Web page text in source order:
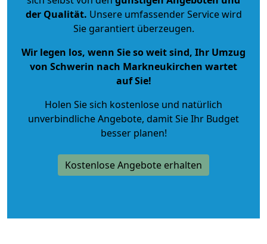
der Qualität. Unsere umfassender Service wird
Sie garantiert überzeugen.
Wir legen los, wenn Sie so weit sind, Ihr Umzug
von Schwerin nach Markneukirchen wartet
auf Sie!
Holen Sie sich kostenlose und natürlich
unverbindliche Angebote, damit Sie Ihr Budget
besser planen!
Kostenlose Angebote erhalten